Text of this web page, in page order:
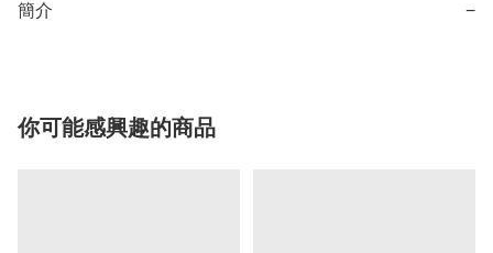
簡介 −
你可能感興趣的商品